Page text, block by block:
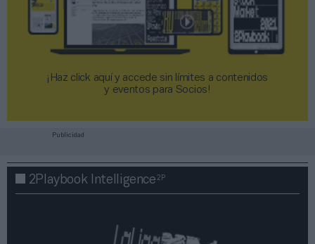
¡Haz click aquí y accede sin límites a contenidos
y eventos para Socios!​​​​​​​
Publicidad
2Playbook Intelligence2P